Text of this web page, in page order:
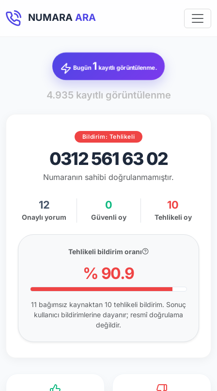
NUMARA ARA
Bugün1 kayıtlı görüntülenme.
4.935 kayıtlı görüntülenme
Bildirim: Tehlikeli
0312 561 63 02
Numaranın sahibi doğrulanmamıştır.
12
Onaylı yorum
0
Güvenli oy
10
Tehlikeli oy
Tehlikeli bildirim oranı
% 90.9
11 bağımsız kaynaktan 10 tehlikeli bildirim. Sonuç
kullanıcı bildirimlerine dayanır; resmî doğrulama
değildir.